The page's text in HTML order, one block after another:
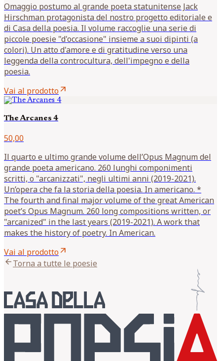
Omaggio postumo al grande poeta statunitense Jack
Hirschman protagonista del nostro progetto editoriale e
di Casa della poesia. Il volume raccoglie una serie di
piccole poesie "d'occasione" insieme a suoi dipinti (a
colori). Un atto d'amore e di gratitudine verso una
leggenda della controcultura, dell'impegno e della
poesia.
Vai al prodottoarrow_outward
The Arcanes 4
50,00
Il quarto e ultimo grande volume dell’Opus Magnum del
grande poeta americano. 260 lunghi componimenti
scritti, o "arcanizzati", negli ultimi anni (2019-2021).
Un’opera che fa la storia della poesia. In americano. *
The fourth and final major volume of the great American
poet’s Opus Magnum. 260 long compositions written, or
"arcanized" in the last years (2019-2021). A work that
makes the history of poetry. In American.
Vai al prodottoarrow_outward
arrow_backTorna a tutte le poesie